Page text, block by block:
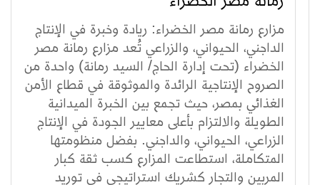
مزارع رمانة مصر الخضراء: ريادة وخبرة في الإنتاج
الداجني، الحيواني، والزراعي تُعد مزارع رمانة مصر
الخضراء (تحت إدارة الحاج/ السيد رمانة) واحدة من
الصروح الإنتاجية الرائدة والموثوقة في قطاع الأمن
الغذائي بمصر، حيث تجمع بين الخبرة الميدانية
الطويلة والالتزام بأعلى معايير الجودة في الإنتاج
الزراعي، الحيواني، والداجني. بفضل منظومتها
المتكاملة، استطاعت المزارع كسب ثقة كبار
المربين والتجار كشريك استراتيجي في توريد